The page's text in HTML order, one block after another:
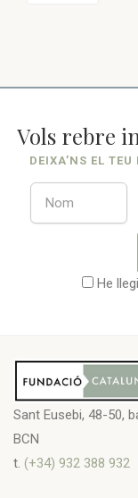
Vols rebre
DEIXA’NS EL
He
Sant Eusebi, 48-50,
BCN
t. (+34) 932 388 932